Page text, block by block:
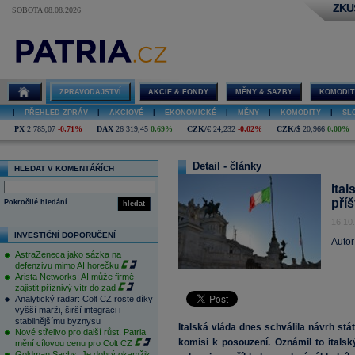
SOBOTA 08.08.2026
ZPRAVODAJSTVÍ AKCIE & FONDY MĚNY & SAZBY
PŘEHLED ZPRÁV AKCIOVÉ EKONOMICKÉ MĚNY KOMODITY
PX 2 785,07 -0,71% DAX 26 319,45 0,69% CZK/€ 24,232 -0,02% CZK/$ 20,966 0,00%
HLEDAT V KOMENTÁŘÍCH
hledat
Pokročilé hledání
INVESTIČNÍ DOPORUČENÍ
AstraZeneca jako sázka na
defenzivu mimo AI horečku
Arista Networks: AI může firmě
zajistit příznivý vítr do zad
Analytický radar: Colt CZ roste díky
vyšší marži, širší integraci i
stabilnějšímu byznysu
Nové střelivo pro další růst. Patria
mění cílovou cenu pro Colt CZ
Detail - články
Italská vláda dnes schválila návrh
komisi k posouzení. Oznámil to